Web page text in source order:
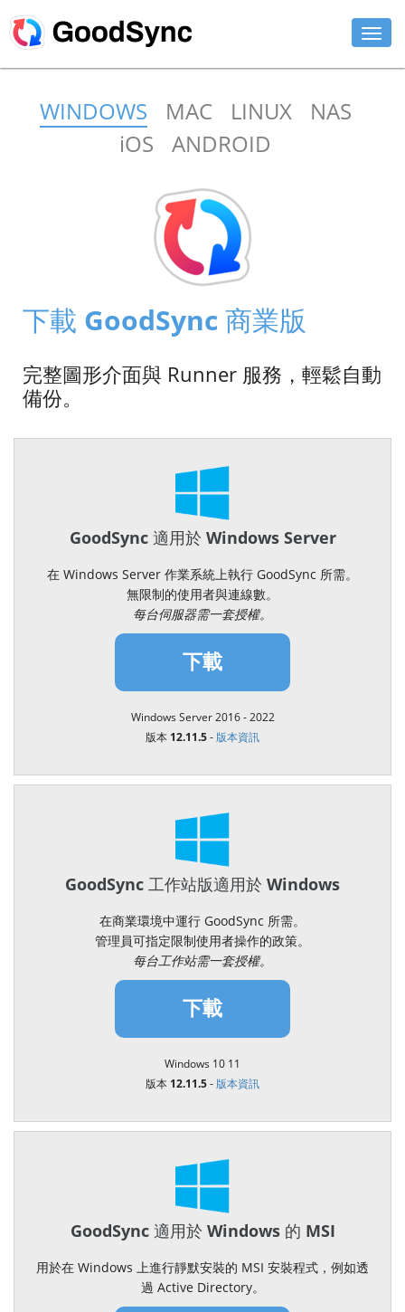
登入
WINDOWS MAC LINUX
NAS
iOS
ANDROID
下載 GoodSync 商業版
完整圖形介面與 Runner 服務，輕鬆自動
備份。
GoodSync 適用於 Windows Server
在 Windows Server 作業系統上執行 GoodSync 所需。
無限制的使用者與連線數。
每台伺服器需一套授權。
下載
Windows Server 2016 - 2022
版本 12.11.5- 版本資訊
GoodSync 工作站版適用於 Windows
在商業環境中運行 GoodSync 所需。
管理員可指定限制使用者操作的政策。
每台工作站需一套授權。
下載
Windows 10 11
版本 12.11.5- 版本資訊
GoodSync 適用於 Windows 的 MSI
用於在 Windows 上進行靜默安裝的 MSI 安裝程式，例如透
過 Active Directory。